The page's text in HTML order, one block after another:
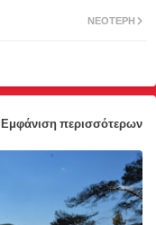
ΝΕΌΤΕΡΗ
Εμφάνιση περισσότερων